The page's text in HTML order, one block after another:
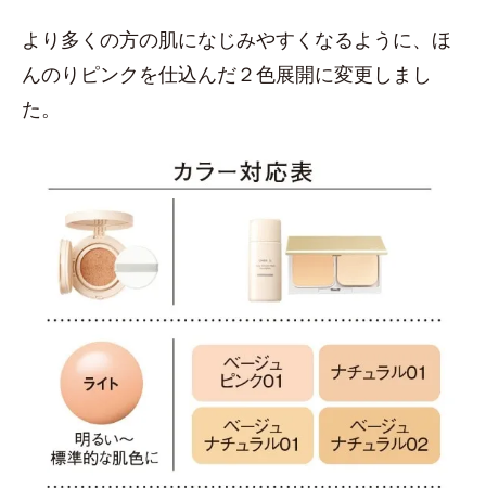
より多くの方の肌になじみやすくなるように、ほ
んのりピンクを仕込んだ２色展開に変更しまし
た。